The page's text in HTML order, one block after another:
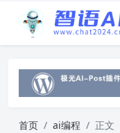
首页 ai编程 正文